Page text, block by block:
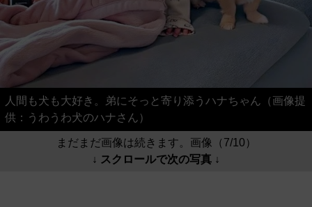
人間も犬も大好き。弟にそっと寄り添うハナちゃん（画像提
供：うわうわ犬のハナさん）
まだまだ画像は続きます。画像（7/10）
↓ スクロールで次の写真 ↓